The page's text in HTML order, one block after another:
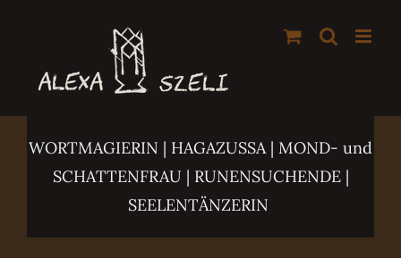
springen
WORTMAGIERIN | HAGAZUSSA | MOND- und
SCHATTENFRAU | RUNENSUCHENDE |
SEELENTÄNZERIN